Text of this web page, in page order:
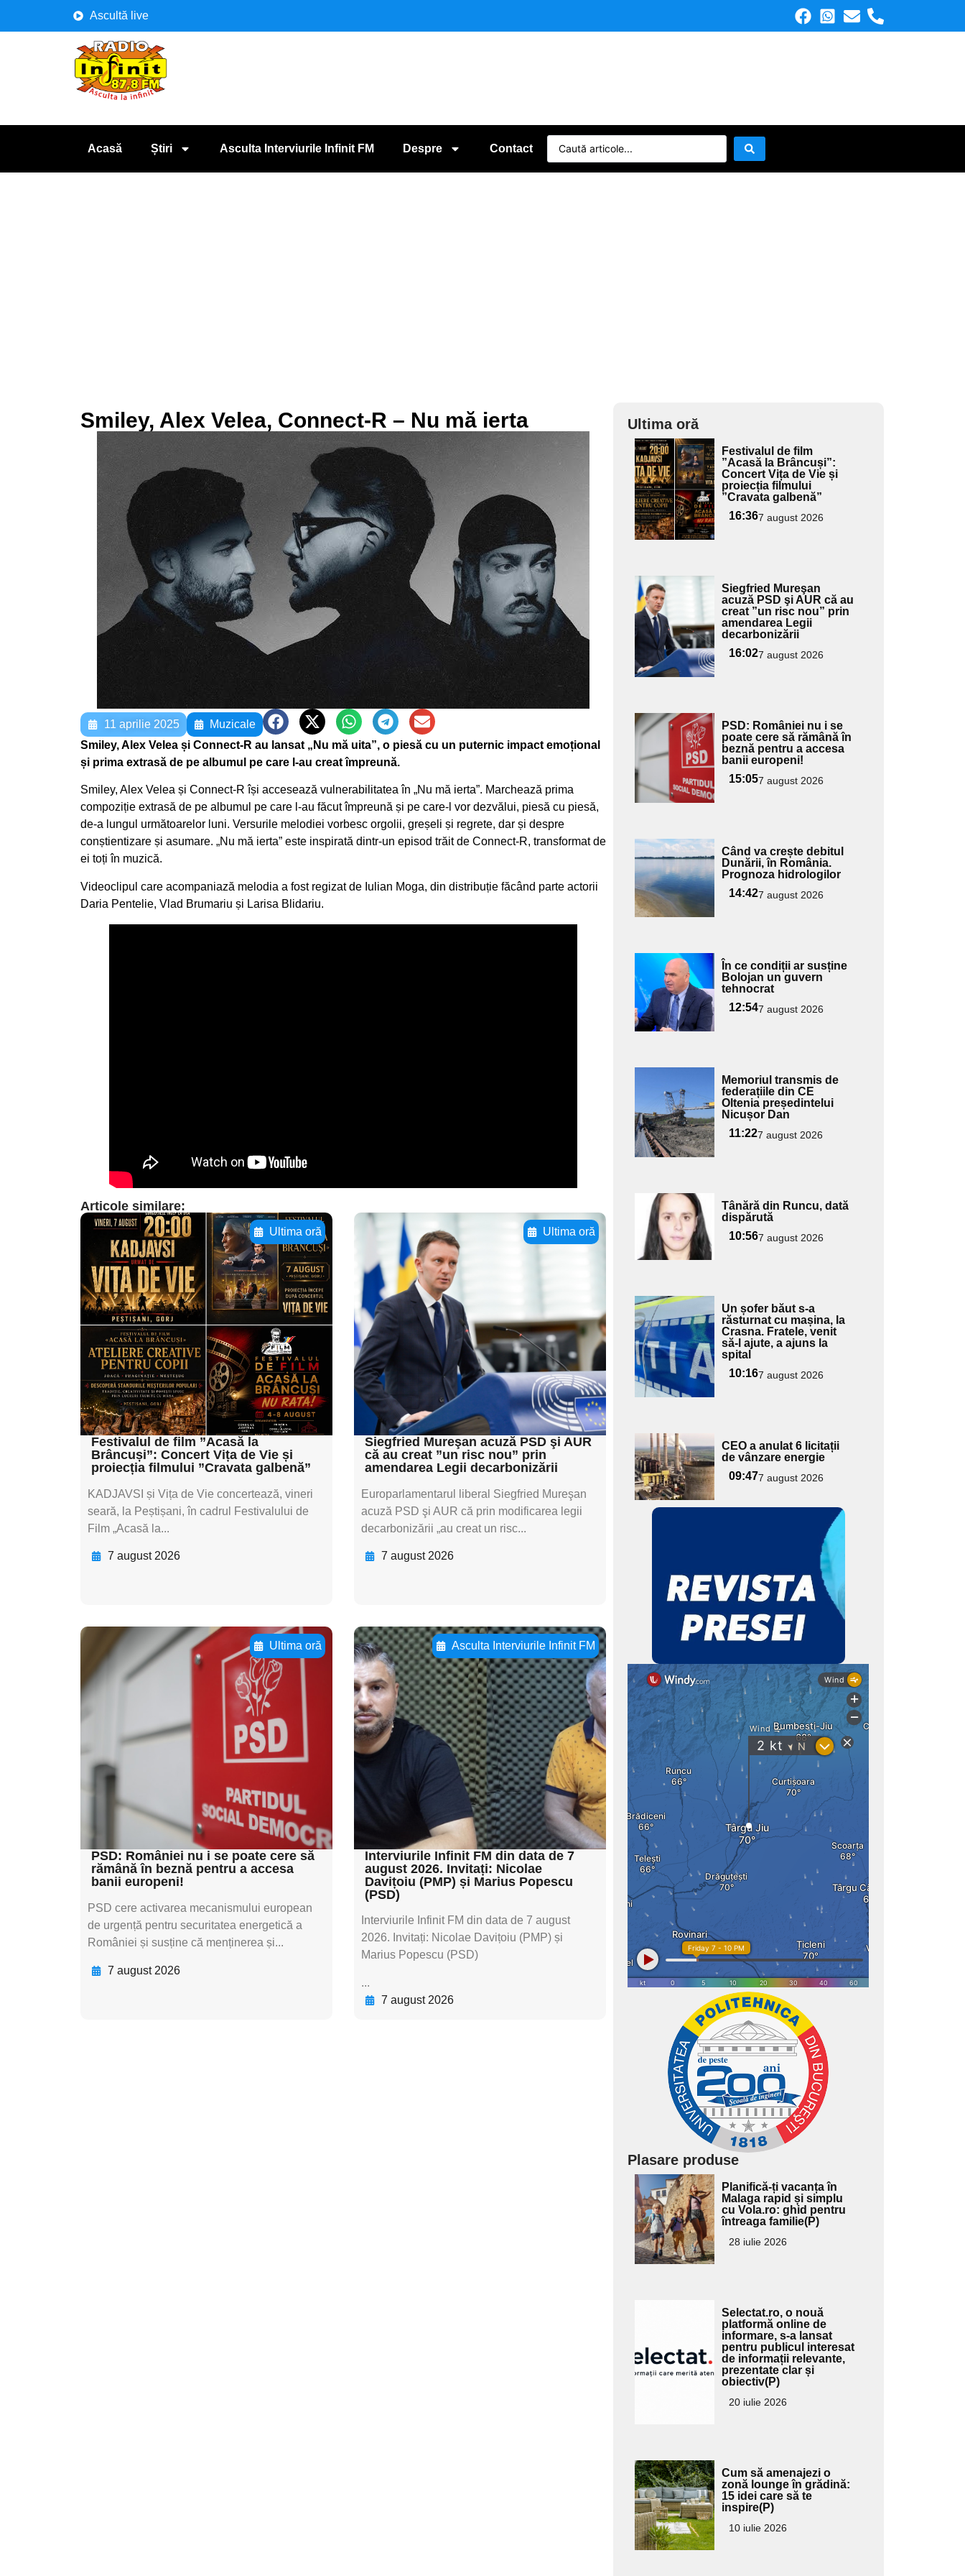
Ascultă live
Acasă Știri Asculta Interviurile Infinit FM Despre Contact
Smiley, Alex Velea, Connect-R – Nu mă ierta
11 aprilie 2025
Muzicale
Smiley, Alex Velea și Connect-R au lansat „Nu mă uita”, o piesă cu un puternic impact emoțional
și prima extrasă de pe albumul pe care l-au creat împreună.
Smiley, Alex Velea și Connect-R își accesează vulnerabilitatea în „Nu mă ierta”. Marchează prima
compoziție extrasă de pe albumul pe care l-au făcut împreună și pe care-l vor dezvălui, piesă cu piesă,
de-a lungul următoarelor luni. Versurile melodiei vorbesc orgolii, greșeli și regrete, dar și despre
conștientizare și asumare. „Nu mă ierta” este inspirată dintr-un episod trăit de Connect-R, transformat de
ei toți în muzică.
Videoclipul care acompaniază melodia a fost regizat de Iulian Moga, din distribuție făcând parte actorii
Daria Pentelie, Vlad Brumariu și Larisa Blidariu.
Articole similare:
Ultima oră
Adaugă aici textul
pentru
subtitluAdaugă aici
textul pentru
subtitluAdaugă aici
textul pentru
subtitluAdaugă aici
textul pentru subti
Festivalul de film ”Acasă la
Brâncuși”: Concert Vița de Vie și
proiecția filmului ”Cravata galbenă”
KADJAVSI și Vița de Vie concertează, vineri
seară, la Peștișani, în cadrul Festivalului de
Film „Acasă la...
7 august 2026
Ultima oră
Adaugă aici textul
pentru
subtitluAdaugă aici
textul pentru
subtitluAdaugă aici
textul pentru
subtitluAdaugă aici
textul pentru subti
Siegfried Mureşan acuză PSD şi AUR
că au creat ”un risc nou” prin
amendarea Legii decarbonizării
Europarlamentarul liberal Siegfried Mureşan
acuză PSD şi AUR că prin modificarea legii
decarbonizării „au creat un risc...
7 august 2026
Ultima oră
Adaugă aici textul
pentru
subtitluAdaugă aici
textul pentru
subtitluAdaugă aici
textul pentru
subtitluAdaugă aici
textul pentru subti
PSD: României nu i se poate cere să
rămână în beznă pentru a accesa
banii europeni!
PSD cere activarea mecanismului european
de urgență pentru securitatea energetică a
României și susține că menținerea și...
7 august 2026
Asculta Interviurile Infinit FM
Adaugă aici textul
pentru
subtitluAdaugă aici
textul pentru
subtitluAdaugă aici
textul pentru
subtitluAdaugă aici
textul pentru subti
Interviurile Infinit FM din data de 7
august 2026. Invitați: Nicolae
Davițoiu (PMP) și Marius Popescu
(PSD)
Interviurile Infinit FM din data de 7 august
2026. Invitați: Nicolae Davițoiu (PMP) și
Marius Popescu (PSD)
...
7 august 2026
Ultima oră
Adaugă
aici textul
pentru
subtitlu
Festivalul de film
”Acasă la Brâncuși”:
Concert Vița de Vie și
proiecția filmului
”Cravata galbenă”
16:367 august 2026
Adaugă
aici textul
pentru
subtitlu
Siegfried Mureşan
acuză PSD şi AUR că au
creat ”un risc nou” prin
amendarea Legii
decarbonizării
16:027 august 2026
Adaugă
aici textul
pentru
subtitlu
PSD: României nu i se
poate cere să rămână în
beznă pentru a accesa
banii europeni!
15:057 august 2026
Adaugă
aici textul
pentru
subtitlu
Când va crește debitul
Dunării, în România.
Prognoza hidrologilor
14:427 august 2026
Adaugă
aici textul
pentru
subtitlu
În ce condiții ar susține
Bolojan un guvern
tehnocrat
12:547 august 2026
aici textul
pentru
subtitlu
Memoriul transmis de
federațiile din CE
Oltenia președintelui
Nicușor Dan
11:227 august 2026
Adaugă
aici textul
pentru
subtitlu
Tânără din Runcu, dată
dispărută
10:567 august 2026
Adaugă
aici textul
pentru
subtitlu
Un șofer băut s-a
răsturnat cu mașina, la
Crasna. Fratele, venit
să-l ajute, a ajuns la
spital
10:167 august 2026
Adaugă
aici textul
pentru
subtitlu
CEO a anulat 6 licitații
de vânzare energie
09:477 august 2026
Plasare produse
Adaugă
aici textul
pentru
subtitlu
Planifică-ți vacanța în
Malaga rapid și simplu
cu Vola.ro: ghid pentru
întreaga familie(P)
28 iulie 2026
subtitlu
Selectat.ro, o nouă
platformă online de
informare, s-a lansat
pentru publicul interesat
de informații relevante,
prezentate clar și
obiectiv(P)
20 iulie 2026
Adaugă
aici textul
pentru
subtitlu
Cum să amenajezi o
zonă lounge în grădină:
15 idei care să te
inspire(P)
10 iulie 2026